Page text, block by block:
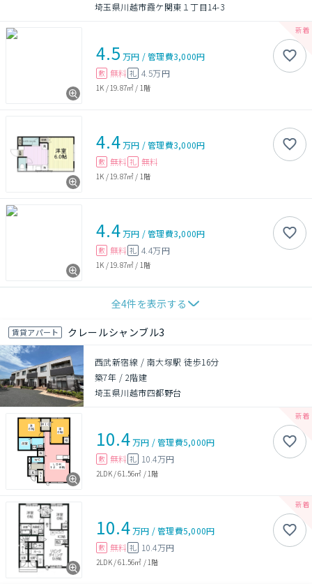
埼玉県川越市霞ケ関東１丁目14-3
4.5 万円 /管理費3,000円
敷 無料 礼 4.5万円
1K / 19.87㎡ / 1階
4.4万円 /管理費3,000円
敷 無料 礼 無料
1K / 19.87㎡ / 1階
4.4万円 /管理費3,000円
敷 無料 礼 4.4万円
1K / 19.87㎡ / 1階
全4件を表示する
賃貸アパート クレールシャンブル3
西武新宿線 / 南大塚駅 徒歩16分
築7年 / 2階建
埼玉県川越市四都野台
10.4万円 /管理費5,000円
敷 無料 礼 10.4万円
2LDK/61.56㎡ / 1階
10.4万円 /管理費5,000円
敷 無料 礼 10.4万円
2LDK/61.56㎡ / 1階